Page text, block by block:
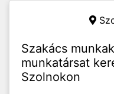
Szakács
munkatársat
Szolnokon